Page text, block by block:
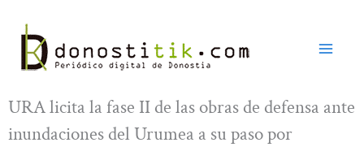
contenido
URA licita la fase II de las obras de defensa ante
inundaciones del Urumea a su paso por